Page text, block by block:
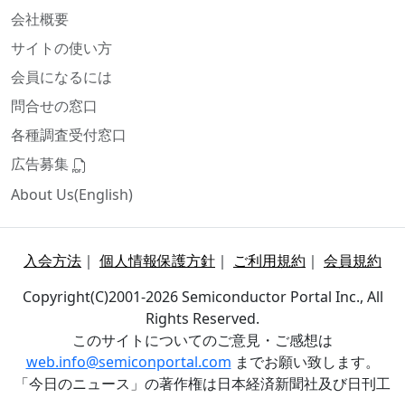
会社概要
サイトの使い方
会員になるには
問合せの窓口
各種調査受付窓口
広告募集
About Us(English)
入会方法 ｜ 個人情報保護方針 ｜ ご利用規約 ｜ 会員規約
Copyright(C)2001-2026 Semiconductor Portal Inc., All
Rights Reserved.
このサイトについてのご意見・ご感想は
web.info@semiconportal.com までお願い致します。
「今日のニュース」の著作権は日本経済新聞社及び日刊工